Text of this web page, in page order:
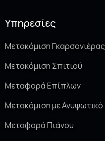
Υπηρεσίες
Μετακόμιση Γκαρσονιέρας
Μετακόμιση Σπιτιού
Μεταφορά Επίπλων
Μετακόμιση με Ανυψωτικό
Μεταφορά Πιάνου